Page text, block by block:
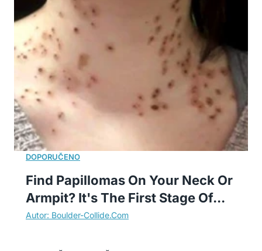
Find Papillomas On Your Neck Or
Armpit? It's The First Stage Of...